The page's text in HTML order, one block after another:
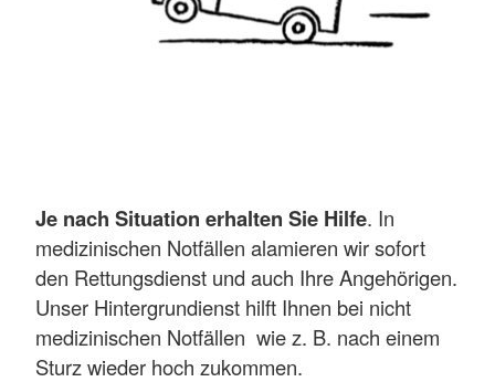
Je nach Situation erhalten Sie Hilfe. In
medizinischen Notfällen alamieren wir sofort
den Rettungsdienst und auch Ihre Angehörigen.
Unser Hintergrundienst hilft Ihnen bei nicht
medizinischen Notfällen wie z. B. nach einem
Sturz wieder hoch zukommen.